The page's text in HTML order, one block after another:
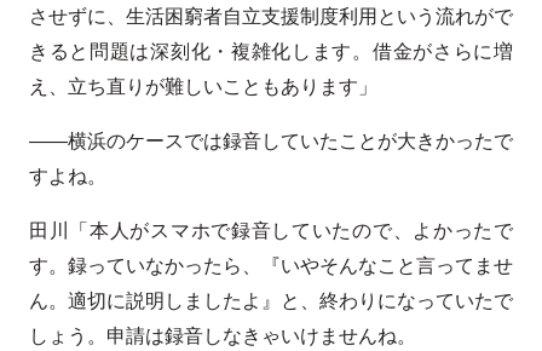
させずに、生活困窮者自立支援制度利用という流れがで
きると問題は深刻化・複雑化します。借金がさらに増
え、立ち直りが難しいこともあります」
――横浜のケースでは録音していたことが大きかったで
すよね。
田川「本人がスマホで録音していたので、よかったで
す。録っていなかったら、『いやそんなこと言ってませ
ん。適切に説明しましたよ』と、終わりになっていたで
しょう。申請は録音しなきゃいけませんね。